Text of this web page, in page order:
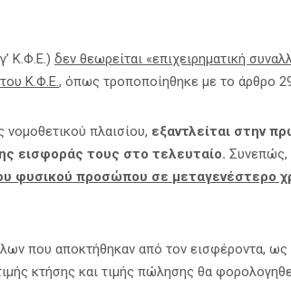
Κ.Φ.Ε.) δεν θεωρείται «επιχειρηματική
Κ.Φ.Ε., όπως τροποποίηθηκε με το άρθρο
πλαισίου, εξαντλείται στην
εισφοράς τους στο τελευταίο. Συνεπώς,
φυσικού προσώπου σε μεταγενέστερο
που αποκτήθηκαν από τον εισφέροντα, ως
κτήσης και τιμής πώλησης θα